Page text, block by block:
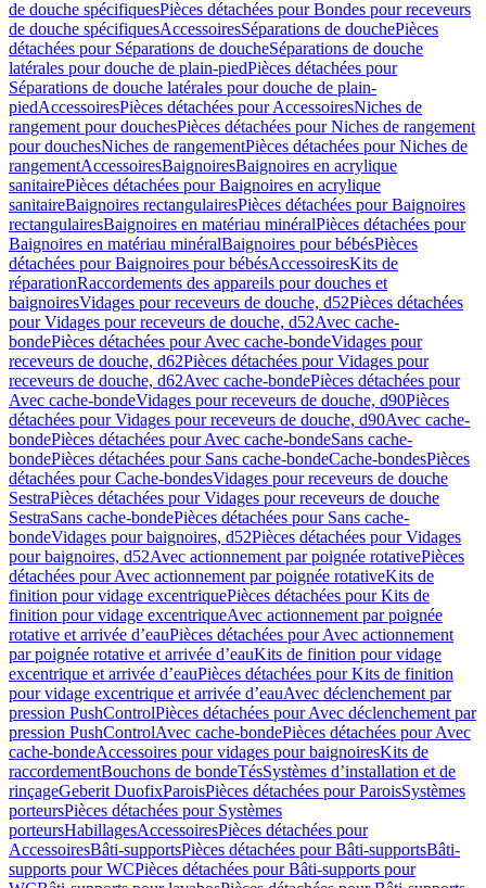
de douche spécifiquesPièces détachées pour Bondes pour receveurs
de douche spécifiquesAccessoiresSéparations de douchePièces
détachées pour Séparations de doucheSéparations de douche
latérales pour douche de plain-piedPièces détachées pour
Séparations de douche latérales pour douche de plain-
piedAccessoiresPièces détachées pour AccessoiresNiches de
rangement pour douchesPièces détachées pour Niches de rangement
pour douchesNiches de rangementPièces détachées pour Niches de
rangementAccessoiresBaignoiresBaignoires en acrylique
sanitairePièces détachées pour Baignoires en acrylique
sanitaireBaignoires rectangulairesPièces détachées pour Baignoires
rectangulairesBaignoires en matériau minéralPièces détachées pour
Baignoires en matériau minéralBaignoires pour bébésPièces
détachées pour Baignoires pour bébésAccessoiresKits de
réparationRaccordements des appareils pour douches et
baignoiresVidages pour receveurs de douche, d52Pièces détachées
pour Vidages pour receveurs de douche, d52Avec cache-
bondePièces détachées pour Avec cache-bondeVidages pour
receveurs de douche, d62Pièces détachées pour Vidages pour
receveurs de douche, d62Avec cache-bondePièces détachées pour
Avec cache-bondeVidages pour receveurs de douche, d90Pièces
détachées pour Vidages pour receveurs de douche, d90Avec cache-
bondePièces détachées pour Avec cache-bondeSans cache-
bondePièces détachées pour Sans cache-bondeCache-bondesPièces
détachées pour Cache-bondesVidages pour receveurs de douche
SestraPièces détachées pour Vidages pour receveurs de douche
SestraSans cache-bondePièces détachées pour Sans cache-
bondeVidages pour baignoires, d52Pièces détachées pour Vidages
pour baignoires, d52Avec actionnement par poignée rotativePièces
détachées pour Avec actionnement par poignée rotativeKits de
finition pour vidage excentriquePièces détachées pour Kits de
finition pour vidage excentriqueAvec actionnement par poignée
rotative et arrivée d’eauPièces détachées pour Avec actionnement
par poignée rotative et arrivée d’eauKits de finition pour vidage
excentrique et arrivée d’eauPièces détachées pour Kits de finition
pour vidage excentrique et arrivée d’eauAvec déclenchement par
pression PushControlPièces détachées pour Avec déclenchement par
pression PushControlAvec cache-bondePièces détachées pour Avec
cache-bondeAccessoires pour vidages pour baignoiresKits de
raccordementBouchons de bondeTésSystèmes d’installation et de
rinçageGeberit DuofixParoisPièces détachées pour ParoisSystèmes
porteursPièces détachées pour Systèmes
porteursHabillagesAccessoiresPièces détachées pour
AccessoiresBâti-supportsPièces détachées pour Bâti-supportsBâti-
supports pour WCPièces détachées pour Bâti-supports pour